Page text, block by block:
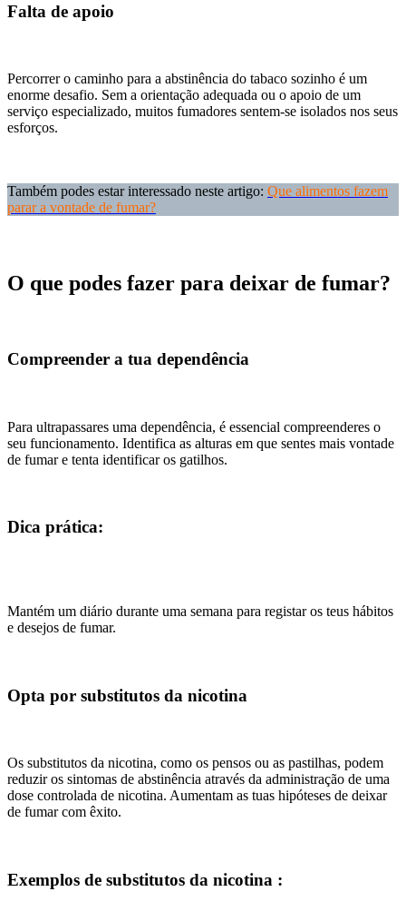
Falta de apoio
Percorrer o caminho para a abstinência do tabaco sozinho é um
enorme desafio. Sem a orientação adequada ou o apoio de um
serviço especializado, muitos fumadores sentem-se isolados nos seus
esforços.
Também podes estar interessado neste artigo: Que alimentos fazem
parar a vontade de fumar?
O que podes fazer para deixar de fumar?
Compreender a tua dependência
Para ultrapassares uma dependência, é essencial compreenderes o
seu funcionamento. Identifica as alturas em que sentes mais vontade
de fumar e tenta identificar os gatilhos.
Dica prática:
Mantém um diário durante uma semana para registar os teus hábitos
e desejos de fumar.
Opta por substitutos da nicotina
Os substitutos da nicotina, como os pensos ou as pastilhas, podem
reduzir os sintomas de abstinência através da administração de uma
dose controlada de nicotina. Aumentam as tuas hipóteses de deixar
de fumar com êxito.
Exemplos de substitutos da nicotina :